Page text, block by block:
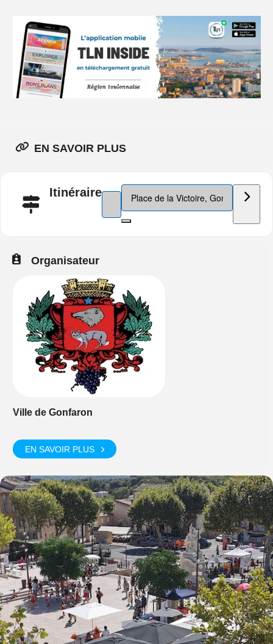
EN SAVOIR PLUS
ItinéraireAddress - Fête de la Chataîgne à
Destination Address - Fête de la
Organisateur
Ville de Gonfaron
EN SAVOIR PLUS